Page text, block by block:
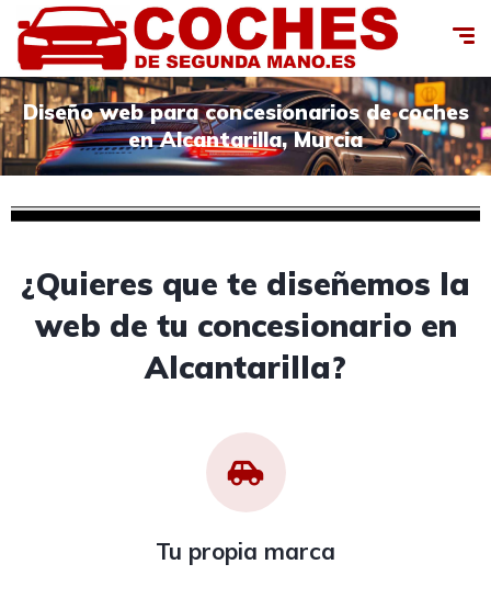
Diseño web para concesionarios de coches
en Alcantarilla, Murcia
¿Quieres que te diseñemos la
web de tu concesionario en
Alcantarilla?
Tu propia marca